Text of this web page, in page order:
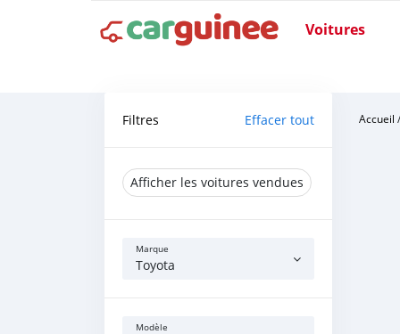
Voitures
Filtres Effacer tout
Afficher les voitures vendues
Marque
Toyota
Modèle
Accueil